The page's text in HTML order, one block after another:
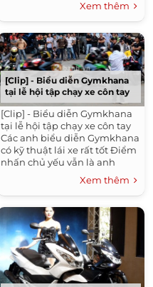
ở khu vực Tây Nguyên.
Xem thêm
[Clip] - Biểu diễn Gymkhana
tại lễ hội tập chạy xe côn tay
[Clip] - Biểu diễn Gymkhana
tại lễ hội tập chạy xe côn tay ​
Các anh biểu diễn Gymkhana
có kỹ thuật lái xe rất tốt Điểm
nhấn chủ yếu vẫn là anh
chàng chạy chiếc Honda
CBR600RR Mời các bạn
cùng...
Xem thêm